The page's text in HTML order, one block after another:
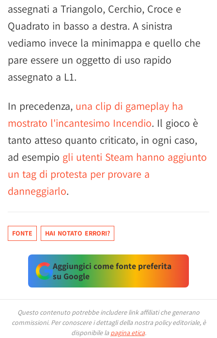
assegnati a Triangolo, Cerchio, Croce e
Quadrato in basso a destra. A sinistra
vediamo invece la minimappa e quello che
pare essere un oggetto di uso rapido
assegnato a L1.
In precedenza, una clip di gameplay ha
mostrato l'incantesimo Incendio. Il gioco è
tanto atteso quanto criticato, in ogni caso,
ad esempio gli utenti Steam hanno aggiunto
un tag di protesta per provare a
danneggiarlo.
FONTE HAI NOTATO ERRORI?
Aggiungici come fonte preferita
su Google
Questo contenuto potrebbe includere link affiliati che generano
commissioni. Per conoscere i dettagli della nostra policy editoriale, è
disponibile la pagina etica.